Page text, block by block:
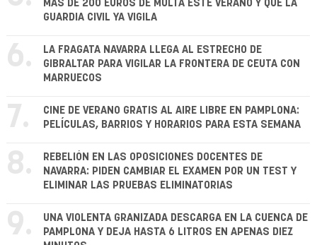
MÁS DE 200 EUROS DE MULTA ESTE VERANO Y QUE LA
GUARDIA CIVIL YA VIGILA
6.
LA FRAGATA NAVARRA LLEGA AL ESTRECHO DE
GIBRALTAR PARA VIGILAR LA FRONTERA DE CEUTA CON
MARRUECOS
7.
CINE DE VERANO GRATIS AL AIRE LIBRE EN PAMPLONA:
PELÍCULAS, BARRIOS Y HORARIOS PARA ESTA SEMANA
8.
REBELIÓN EN LAS OPOSICIONES DOCENTES DE
NAVARRA: PIDEN CAMBIAR EL EXAMEN POR UN TEST Y
ELIMINAR LAS PRUEBAS ELIMINATORIAS
9.
UNA VIOLENTA GRANIZADA DESCARGA EN LA CUENCA DE
PAMPLONA Y DEJA HASTA 6 LITROS EN APENAS DIEZ